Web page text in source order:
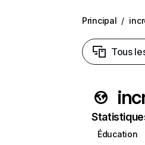
Principal /
Tous
Éducation